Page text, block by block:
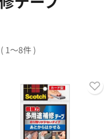
( 1～8件 )